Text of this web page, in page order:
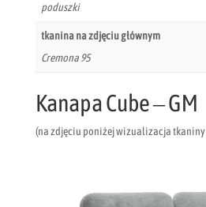
Kanapa Cube – GM
(na zdjęciu poniżej wizualizacja tkaniny
poduszki
tkanina na zdjęciu głównym
Cremona 95